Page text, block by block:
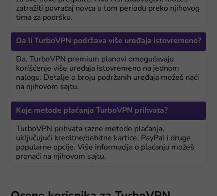
zatražiti povraćaj novca u tom periodu preko njihovog
tima za podršku.
Da li TurboVPN podržava više uređaja istovremeno?
Da, TurboVPN premium planovi omogućavaju
korišćenje više uređaja istovremeno na jednom
nalogu. Detalje o broju podržanih uređaja možeš naći
na njihovom sajtu.
Koje metode plaćanja TurboVPN prihvata?
TurboVPN prihvata razne metode plaćanja,
uključujući kreditne/debitne kartice, PayPal i druge
popularne opcije. Više informacija o plaćanju možeš
pronaći na njihovom sajtu.